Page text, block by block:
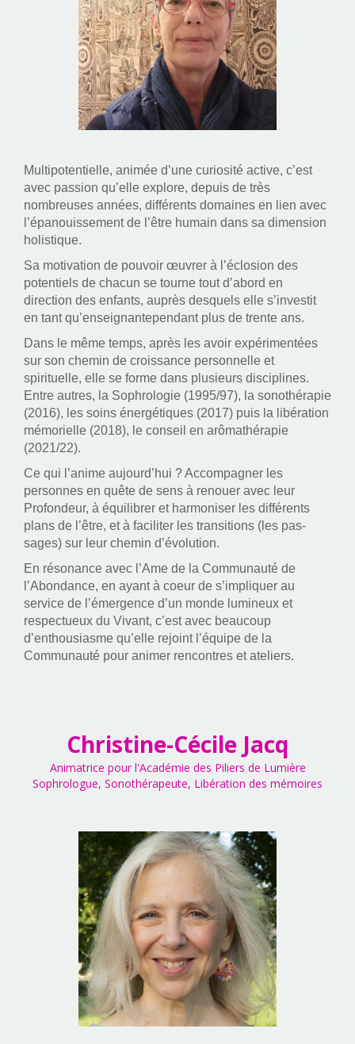
Multipotentielle, animée d’une curiosité active, c’est
avec passion qu’elle explore, depuis de très
nombreuses années, différents domaines en lien avec
l’épanouissement de l’être humain dans sa dimension
holistique.
Sa motivation de pouvoir œuvrer à l’éclosion des
potentiels de chacun se tourne tout d’abord en
direction des enfants, auprès desquels elle s’investit
en tant qu’enseignantependant plus de trente ans.
Dans le même temps, après les avoir expérimentées
sur son chemin de croissance personnelle et
spirituelle, elle se forme dans plusieurs disciplines.
Entre autres, la Sophrologie (1995/97), la sonothérapie
(2016), les soins énergétiques (2017) puis la libération
mémorielle (2018), le conseil en arômathérapie
(2021/22).
Ce qui l’anime aujourd’hui ? Accompagner les
personnes en quête de sens à renouer avec leur
Profondeur, à équilibrer et harmoniser les différents
plans de l’être, et à faciliter les transitions (les pas-
sages) sur leur chemin d’évolution.
En résonance avec l’Ame de la Communauté de
l’Abondance, en ayant à coeur de s’impliquer au
service de l’émergence d’un monde lumineux et
respectueux du Vivant, c’est avec beaucoup
d’enthousiasme qu’elle rejoint l’équipe de la
Communauté pour animer rencontres et ateliers.
Christine-Cécile Jacq
Animatrice pour l'Académie des Piliers de Lumière
Sophrologue, Sonothérapeute, Libération des mémoires